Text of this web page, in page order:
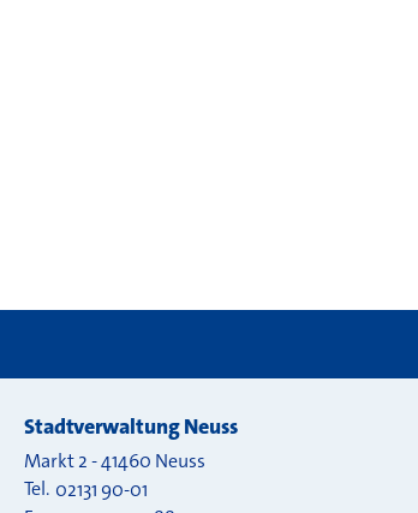
Seite bei
Stadtverwaltung Neuss
Markt 2-41460 Neuss
Tel. 02131 90-01